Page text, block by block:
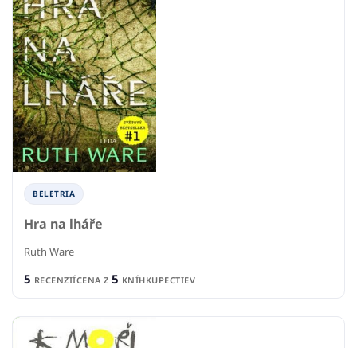
BELETRIA
Hra na lháře
Ruth Ware
5 RECENZIÍCENA Z 5 KNÍHKUPECTIEV